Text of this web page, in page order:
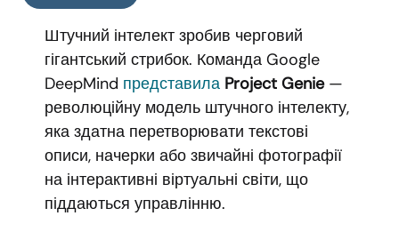
Штучний інтелект зробив черговий
гігантський стрибок. Команда Google
DeepMind представила Project Genie—
революційну модель штучного інтелекту,
яка здатна перетворювати текстові
описи, начерки або звичайні фотографії
на інтерактивні віртуальні світи, що
піддаються управлінню.